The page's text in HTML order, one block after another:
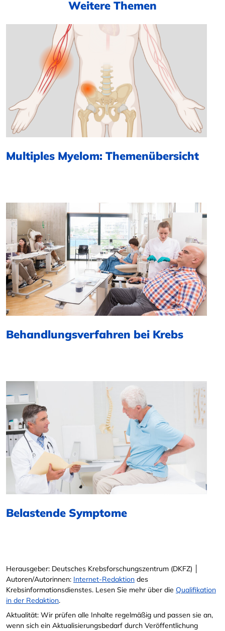
Weitere Themen
Multiples Myelom: Themenübersicht
Behandlungsverfahren bei Krebs
Belastende Symptome
Herausgeber: Deutsches Krebsforschungszentrum (DKFZ) │
Autoren/Autorinnen: Internet-Redaktion des
Krebsinformationsdienstes. Lesen Sie mehr über die Qualifikation
in der Redaktion.
Aktualität: Wir prüfen alle Inhalte regelmäßig und passen sie an,
wenn sich ein Aktualisierungsbedarf durch Veröffentlichung